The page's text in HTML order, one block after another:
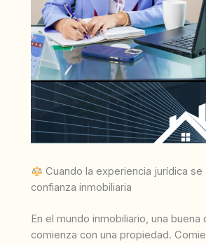
Cuando la experiencia jurídica
confianza inmobiliaria
En el mundo inmobiliario, una buena
comienza con una propiedad.